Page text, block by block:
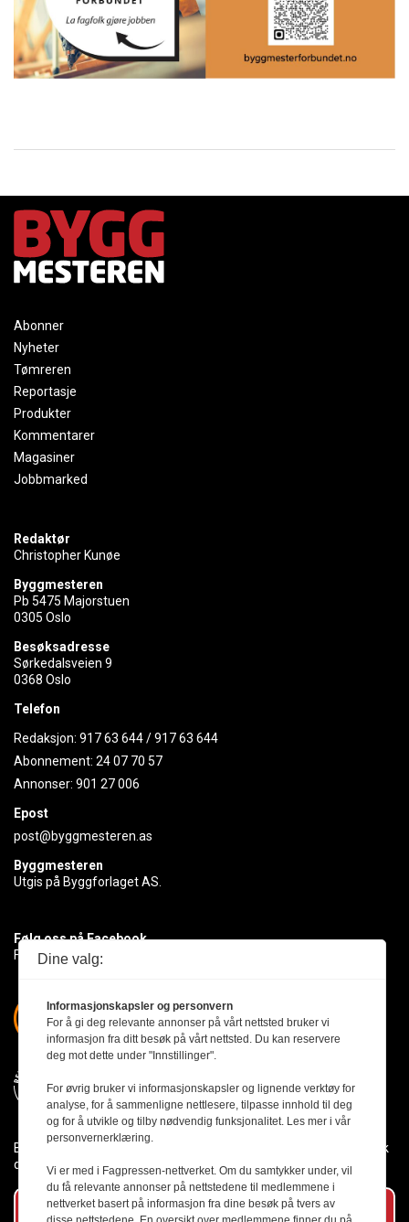
Abonner
Nyheter
Tømreren
Reportasje
Produkter
Kommentarer
Magasiner
Jobbmarked
Redaktør
Christopher Kunøe
Byggmesteren
Pb 5475 Majorstuen
0305 Oslo
Besøksadresse
Sørkedalsveien 9
0368 Oslo
Telefon
Redaksjon: 917 63 644/917 63 644
Abonnement: 24 07 70 57
Annonser: 901 27 006
Epost
post@byggmesteren.as
Byggmesteren
Utgis på Byggforlaget AS.
Følg oss på Facebook
Få med deg det siste innen byggebransjen
Byggmesteren følger Vær Varsom-plakaten og presseetikken slik
den er nedfelt i Redaktørplakaten.
Abonner på vårt nyhetsbrev
Dine valg:
Informasjonskapsler og personvern
For å gi deg relevante annonser på vårt nettsted bruker vi
informasjon fra ditt besøk på vårt nettsted. Du kan reservere
deg mot dette under "Innstillinger".
For øvrig bruker vi informasjonskapsler og lignende verktøy for
analyse, for å sammenligne nettlesere, tilpasse innhold til deg
og for å utvikle og tilby nødvendig funksjonalitet. Les mer i vår
personvernerklæring.
Vi er med i Fagpressen-nettverket. Om du samtykker under, vil
du få relevante annonser på nettstedene til medlemmene i
nettverket basert på informasjon fra dine besøk på tvers av